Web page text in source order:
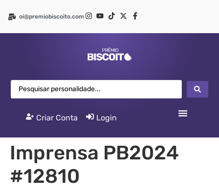
oi@premiobiscoito.com
Criar Conta Login
Imprensa PB2024
#12810